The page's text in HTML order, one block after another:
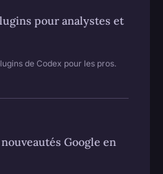
pour analystes et
de Codex pour les pros.
Google en